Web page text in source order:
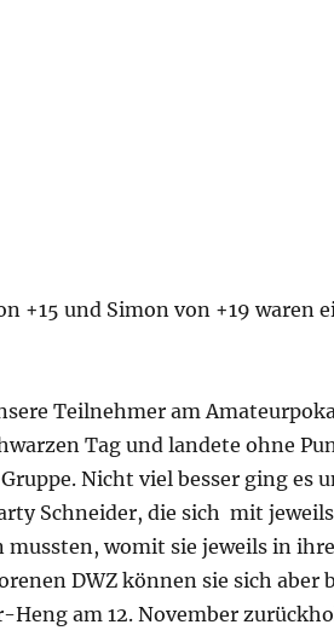
+15 und Simon von +19 waren
Teilnehmer am
Tag und landete ohne
Nicht viel besser ging es
Schneider, die sich mit
mussten, womit sie jeweils in
DWZ können sie sich aber
am 12. November